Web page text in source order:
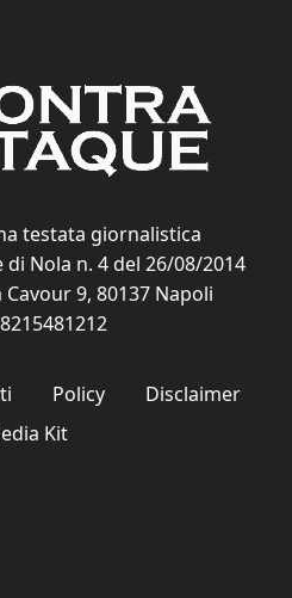
testata giornalistica
Nola n. 4 del 26/08/2014
Cavour 9, 80137 Napoli
Policy
Disclaimer
Kit